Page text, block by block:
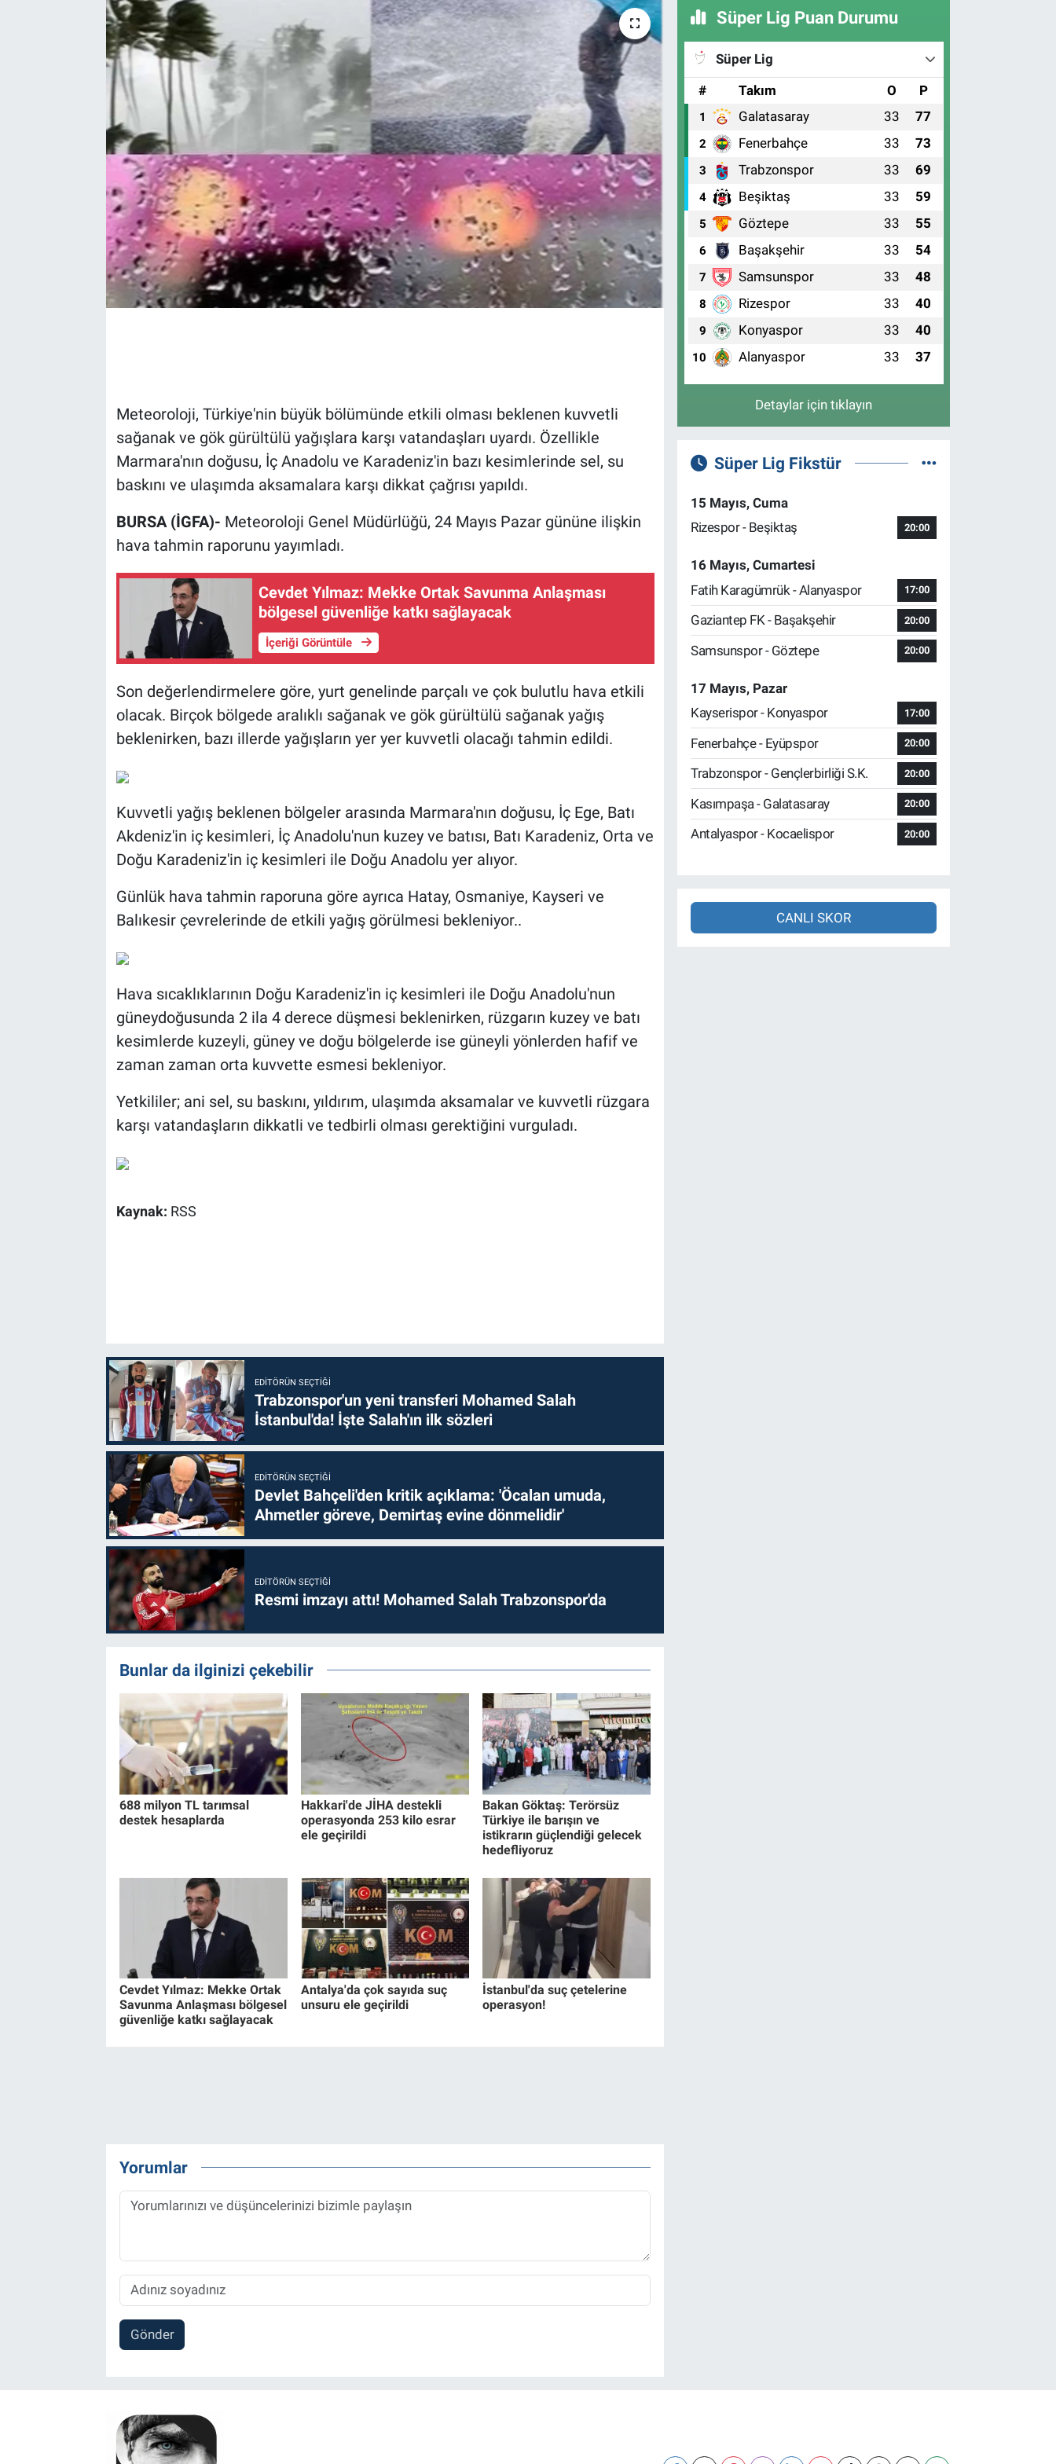
Meteoroloji, Türkiye'nin büyük bölümünde etkili olması beklenen kuvvetli
sağanak ve gök gürültülü yağışlara karşı vatandaşları uyardı. Özellikle
Marmara'nın doğusu, İç Anadolu ve Karadeniz'in bazı kesimlerinde sel, su
baskını ve ulaşımda aksamalara karşı dikkat çağrısı yapıldı.
BURSA (İGFA)- Meteoroloji Genel Müdürlüğü, 24 Mayıs Pazar gününe ilişkin
hava tahmin raporunu yayımladı.
Cevdet Yılmaz: Mekke Ortak Savunma Anlaşması
bölgesel güvenliğe katkı sağlayacak
İçeriği Görüntüle
Son değerlendirmelere göre, yurt genelinde parçalı ve çok bulutlu hava etkili
olacak. Birçok bölgede aralıklı sağanak ve gök gürültülü sağanak yağış
beklenirken, bazı illerde yağışların yer yer kuvvetli olacağı tahmin edildi.
Kuvvetli yağış beklenen bölgeler arasında Marmara'nın doğusu, İç Ege, Batı
Akdeniz'in iç kesimleri, İç Anadolu'nun kuzey ve batısı, Batı Karadeniz, Orta ve
Doğu Karadeniz'in iç kesimleri ile Doğu Anadolu yer alıyor.
Günlük hava tahmin raporuna göre ayrıca Hatay, Osmaniye, Kayseri ve
Balıkesir çevrelerinde de etkili yağış görülmesi bekleniyor..
Hava sıcaklıklarının Doğu Karadeniz'in iç kesimleri ile Doğu Anadolu'nun
güneydoğusunda 2 ila 4 derece düşmesi beklenirken, rüzgarın kuzey ve batı
kesimlerde kuzeyli, güney ve doğu bölgelerde ise güneyli yönlerden hafif ve
zaman zaman orta kuvvette esmesi bekleniyor.
Yetkililer; ani sel, su baskını, yıldırım, ulaşımda aksamalar ve kuvvetli rüzgara
karşı vatandaşların dikkatli ve tedbirli olması gerektiğini vurguladı.
Kaynak: RSS
EDITÖRÜN SEÇTIĞI
Trabzonspor'un yeni transferi Mohamed Salah
İstanbul'da! İşte Salah'ın ilk sözleri
EDITÖRÜN SEÇTIĞI
Devlet Bahçeli'den kritik açıklama: 'Öcalan umuda,
Ahmetler göreve, Demirtaş evine dönmelidir'
EDITÖRÜN SEÇTIĞI
Resmi imzayı attı! Mohamed Salah Trabzonspor'da
Bunlar da ilginizi çekebilir
688 milyon TL tarımsal
destek hesaplarda
Hakkari'de JİHA destekli
operasyonda 253 kilo esrar
ele geçirildi
Bakan Göktaş: Terörsüz
Türkiye ile barışın ve
istikrarın güçlendiği gelecek
hedefliyoruz
Cevdet Yılmaz: Mekke Ortak
Savunma Anlaşması bölgesel
güvenliğe katkı sağlayacak
Antalya'da çok sayıda suç
unsuru ele geçirildi
İstanbul'da suç çetelerine
operasyon!
Yorumlar
Gönder
Süper Lig Puan Durumu
Süper Lig
#
Takım O P
1 Galatasaray 33 77
2 Fenerbahçe 33 73
3 Trabzonspor 33 69
4 Beşiktaş 33 59
5 Göztepe 33 55
6 Başakşehir 33 54
7 Samsunspor 33 48
8 Rizespor 33 40
9 Konyaspor 33 40
10 Alanyaspor 33 37
Detaylar için tıklayın
Süper Lig Fikstür
15 Mayıs, Cuma
Rizespor - Beşiktaş
20:00
16 Mayıs, Cumartesi
Fatih Karagümrük - Alanyaspor
17:00
Gaziantep FK - Başakşehir 20:00
Samsunspor - Göztepe 20:00
17 Mayıs, Pazar
Kayserispor - Konyaspor
17:00
Fenerbahçe - Eyüpspor 20:00
Trabzonspor - Gençlerbirliği S.K. 20:00
Kasımpaşa - Galatasaray 20:00
Antalyaspor - Kocaelispor 20:00
CANLI SKOR